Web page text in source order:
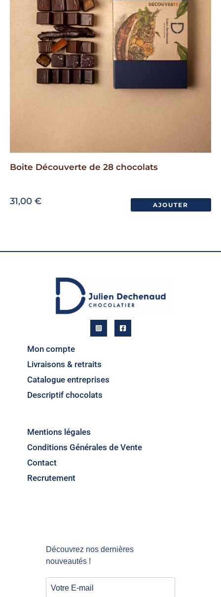
Boite Découverte de 28 chocolats
31,00 € AJOUTER
Mon compte
Livraisons & retraits
Catalogue entreprises
Descriptif chocolats
Mentions légales
Conditions Générales de Vente
Contact
Recrutement
Découvrez nos dernières
nouveautés !